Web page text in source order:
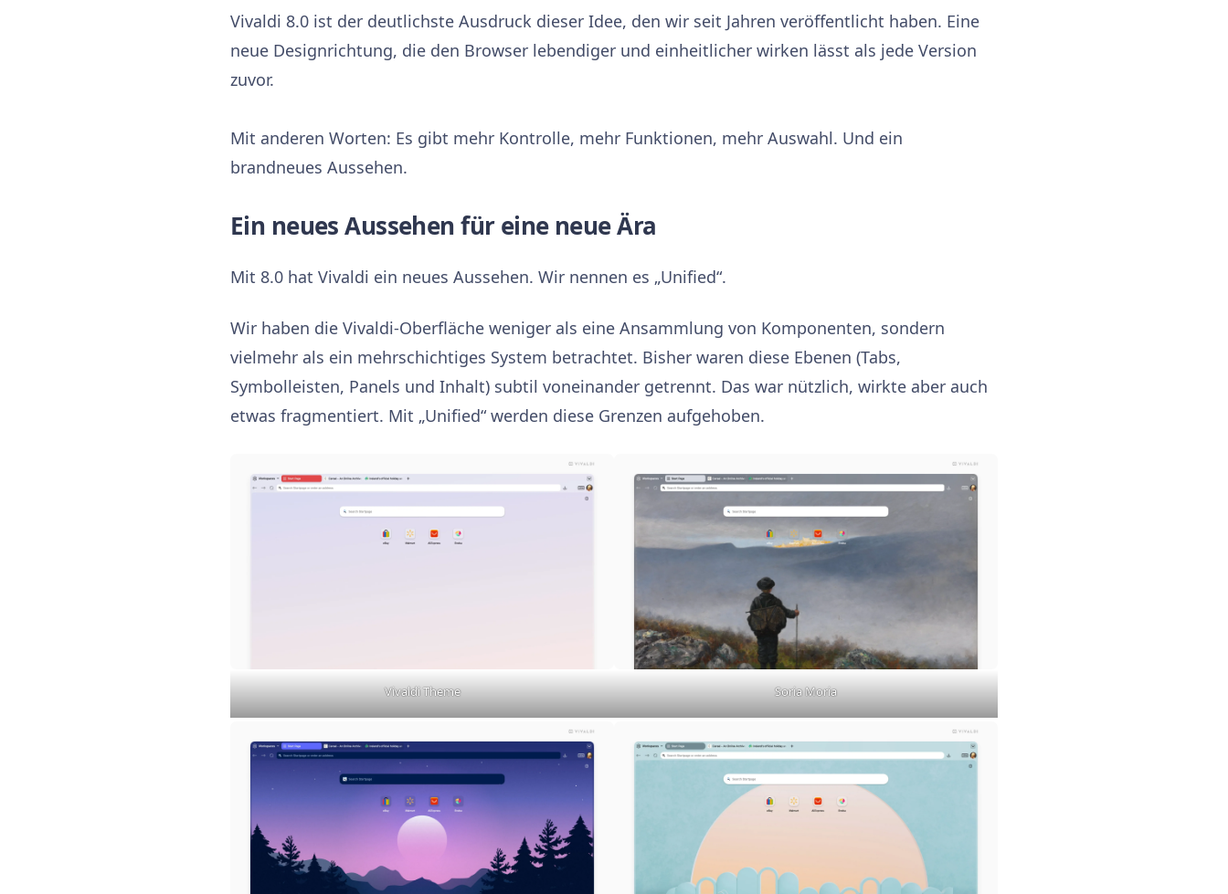
Vivaldi 8.0 ist der deutlichste Ausdruck dieser Idee, den wir seit Jahren veröffentlicht haben. Eine
neue Designrichtung, die den Browser lebendiger und einheitlicher wirken lässt als jede Version
zuvor.
Mit anderen Worten: Es gibt mehr Kontrolle, mehr Funktionen, mehr Auswahl. Und ein
brandneues Aussehen.
Ein neues Aussehen für eine neue Ära
Mit 8.0 hat Vivaldi ein neues Aussehen. Wir nennen es „Unified“.
Wir haben die Vivaldi-Oberfläche weniger als eine Ansammlung von Komponenten, sondern
vielmehr als ein mehrschichtiges System betrachtet. Bisher waren diese Ebenen (Tabs,
Symbolleisten, Panels und Inhalt) subtil voneinander getrennt. Das war nützlich, wirkte aber auch
etwas fragmentiert. Mit „Unified“ werden diese Grenzen aufgehoben.
Vivaldi Theme Soria Moria